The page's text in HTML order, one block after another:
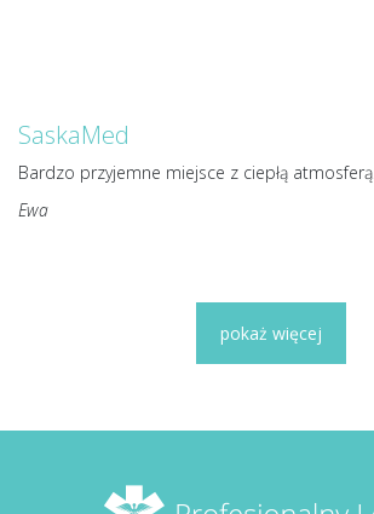
SaskaMed
Bardzo przyjemne miejsce z ciepłą atmosferą.
Ewa
pokaż więcej